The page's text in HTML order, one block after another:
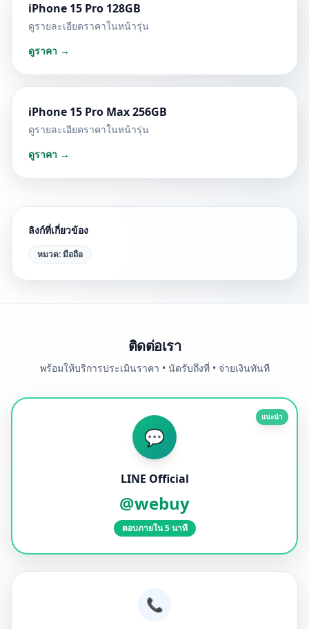
iPhone 15 Pro 128GB
ดูรายละเอียดราคาในหน้ารุ่น
ดูราคา →
iPhone 15 Pro Max 256GB
ดูรายละเอียดราคาในหน้ารุ่น
ดูราคา →
ลิงก์ที่เกี่ยวข้อง
หมวด:มือถือ
ติดต่อเรา
พร้อมให้บริการประเมินราคา • นัดรับถึงที่ • จ่ายเงินทันที
แนะนำ
💬
LINE Official
@webuy
ตอบภายใน 5 นาที
📞